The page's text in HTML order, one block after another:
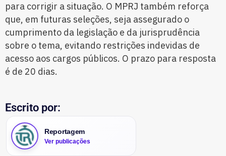
para corrigir a situação. O MPRJ também reforça
que, em futuras seleções, seja assegurado o
cumprimento da legislação e da jurisprudência
sobre o tema, evitando restrições indevidas de
acesso aos cargos públicos. O prazo para resposta
é de 20 dias.
Escrito por:
Reportagem
Ver publicações